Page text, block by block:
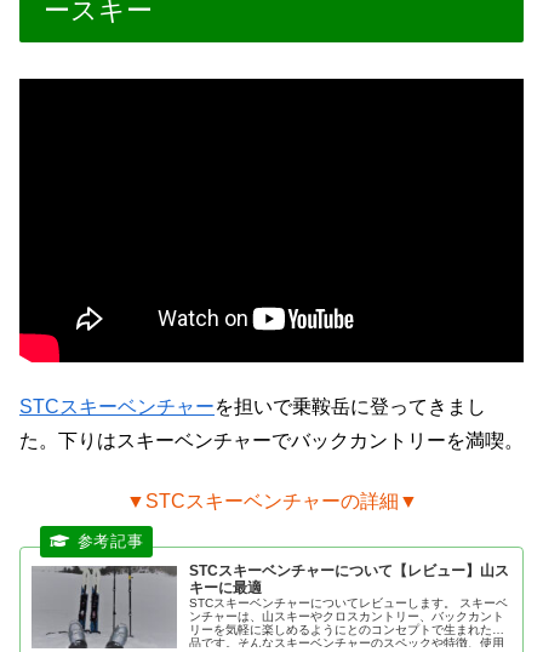
ースキー
STCスキーベンチャーを担いで乗鞍岳に登ってきまし
た。下りはスキーベンチャーでバックカントリーを満喫。
▼STCスキーベンチャーの詳細▼
STCスキーベンチャーについて【レビュー】山ス
キーに最適
STCスキーベンチャーについてレビューします。 スキーベ
ンチャーは、山スキーやクロスカントリー、バックカント
リーを気軽に楽しめるようにとのコンセプトで生まれた商
品です。そんなスキーベンチャーのスペックや特徴、使用